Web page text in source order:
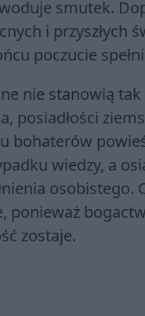
smutek.
i
poczucie
nie stanowią
posiadłości
bohaterów
wiedzy, a
osobistego.
ponieważ
zostaje.